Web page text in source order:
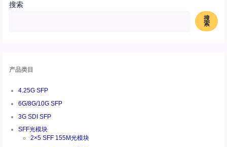
搜索
搜
索
产品类目
4.25G SFP
6G/8G/10G SFP
3G SDI SFP
SFF光模块
2×5 SFF 155M光模块